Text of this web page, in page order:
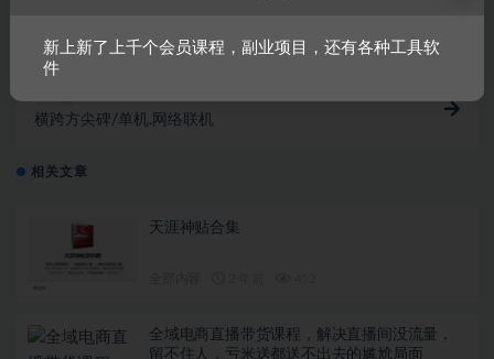
下一篇
横跨方尖碑/单机.网络联机
相关文章
天涯神贴合集
全域电商直播带货课程，解决直播间没流量，
留不住人，亏米送都送不出去的尴尬局面
新上新了上千个会员课程，副业项目，还有各种工具软
件